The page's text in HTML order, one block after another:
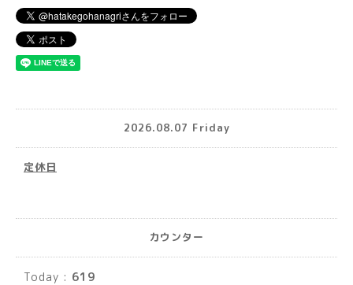
2026.08.07 Friday
定休日
カウンター
Today : 619